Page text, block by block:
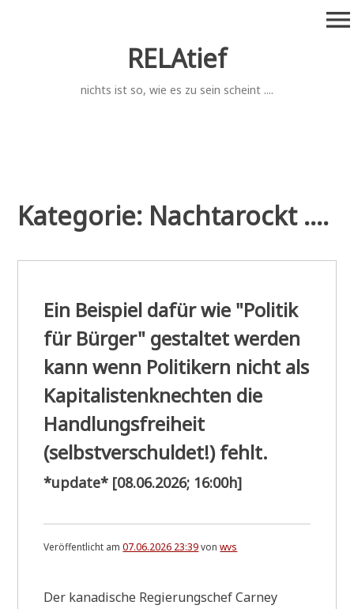
RELAtief
nichts ist so, wie es zu sein scheint ....
menu
Kategorie: Nachtarockt ....
Ein Beispiel dafür wie "Politik
für Bürger" gestaltet werden
kann wenn Politikern nicht als
Kapitalistenknechten die
Handlungsfreiheit
(selbstverschuldet!) fehlt.
*update* [08.06.2026; 16:00h]
Veröffentlicht am07.06.2026 23:39vonwvs
Der kana­di­sche Regie­rungs­chef Car­ney